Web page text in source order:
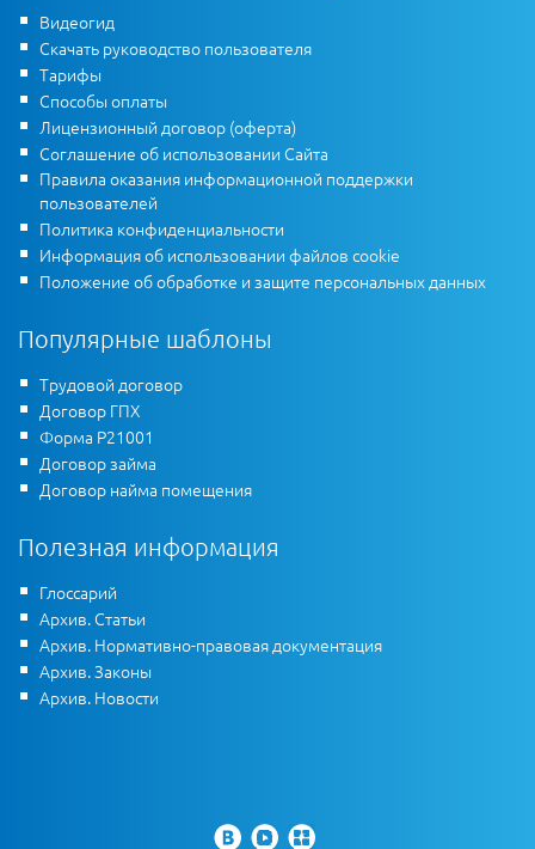
Видеогид
Скачать руководство пользователя
Тарифы
Способы оплаты
Лицензионный договор (оферта)
Соглашение об использовании Сайта
Правила оказания информационной поддержки
пользователей
Политика конфиденциальности
Информация об использовании файлов cookie
Положение об обработке и защите персональных данных
Популярные шаблоны
Трудовой договор
Договор ГПХ
Форма Р21001
Договор займа
Договор найма помещения
Полезная информация
Глоссарий
Архив. Статьи
Архив. Нормативно-правовая документация
Архив. Законы
Архив. Новости